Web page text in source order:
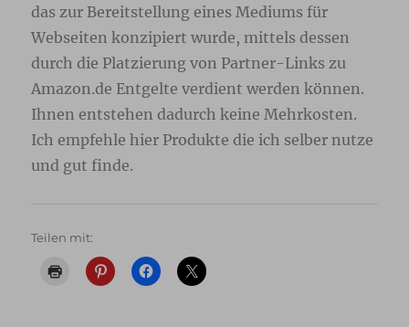
das zur Bereitstellung eines Mediums für
Webseiten konzipiert wurde, mittels dessen
durch die Platzierung von Partner-Links zu
Amazon.de Entgelte verdient werden können.
Ihnen entstehen dadurch keine Mehrkosten.
Ich empfehle hier Produkte die ich selber nutze
und gut finde.
Teilen mit: